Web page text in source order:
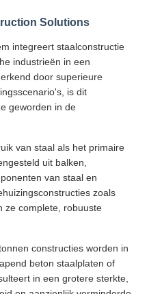
licht staal
Solutions
integreert staalconstructie
industrieën in een
door superieure
is dit
geworden in de
van staal als het primaire
uit balken,
van staal en
zoals
ze complete, robuuste
constructies worden in
beton staalplaten of
in een grotere sterkte,